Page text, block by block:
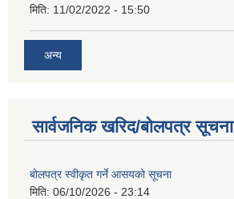
मिति: 11/02/2022 - 15:50
अन्य
सार्वजनिक खरिद/बोलपत्र सूचना
बोलपत्र स्वीकृत गर्ने आसयको सूचना
मिति: 06/10/2026 - 23:14